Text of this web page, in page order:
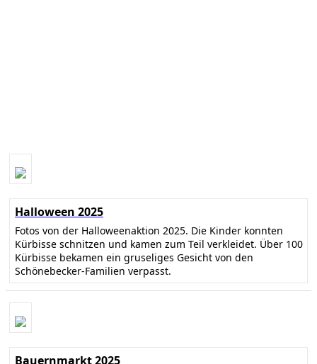
Halloween 2025
Fotos von der Halloweenaktion 2025. Die Kinder konnten
Kürbisse schnitzen und kamen zum Teil verkleidet. Über 100
Kürbisse bekamen ein gruseliges Gesicht von den
Schönebecker-Familien verpasst.
Bauernmarkt 2025